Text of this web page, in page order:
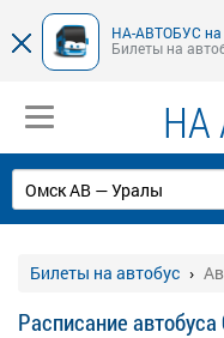
НА-АВТОБУС на
Билеты на
НА
Билеты на автобус
Расписание